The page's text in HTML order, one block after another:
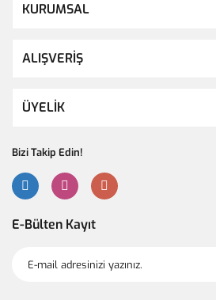
KURUMSAL
ALIŞVERİŞ
ÜYELİK
Bizi Takip Edin!
E-Bülten Kayıt